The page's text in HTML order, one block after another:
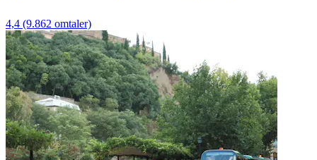
4,4 (9.862 omtaler)